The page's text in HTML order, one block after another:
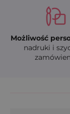
Możliwość
nadruki i